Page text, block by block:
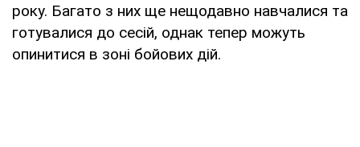
року. Багато з них ще нещодавно навчалися та
готувалися до сесій, однак тепер можуть
опинитися в зоні бойових дій.